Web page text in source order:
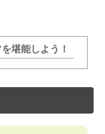
堪能しよう！